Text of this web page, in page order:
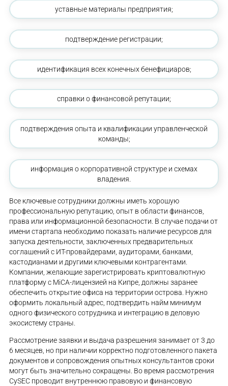
уставные материалы предприятия;
подтверждение регистрации;
идентификация всех конечных бенефициаров;
справки о финансовой репутации;
подтверждения опыта и квалификации управленческой
команды;
информация о корпоративной структуре и схемах
владения.
Все ключевые сотрудники должны иметь хорошую
профессиональную репутацию, опыт в области финансов,
права или информационной безопасности. В случае подачи от
имени стартапа необходимо показать наличие ресурсов для
запуска деятельности, заключенных предварительных
соглашений с ИТ-провайдерами, аудиторами, банками,
кастодианами и другими ключевыми контрагентами.
Компании, желающие зарегистрировать криптовалютную
платформу с MiCA-лицензией на Кипре, должны заранее
обеспечить открытие офиса на территории острова. Нужно
оформить локальный адрес, подтвердить найм минимум
одного физического сотрудника и интеграцию в деловую
экосистему страны.
Рассмотрение заявки и выдача разрешения занимает от 3 до
6 месяцев, но при наличии корректно подготовленного пакета
документов и сопровождения опытных консультантов сроки
могут быть значительно сокращены. Во время рассмотрения
CySEC проводит внутреннюю правовую и финансовую